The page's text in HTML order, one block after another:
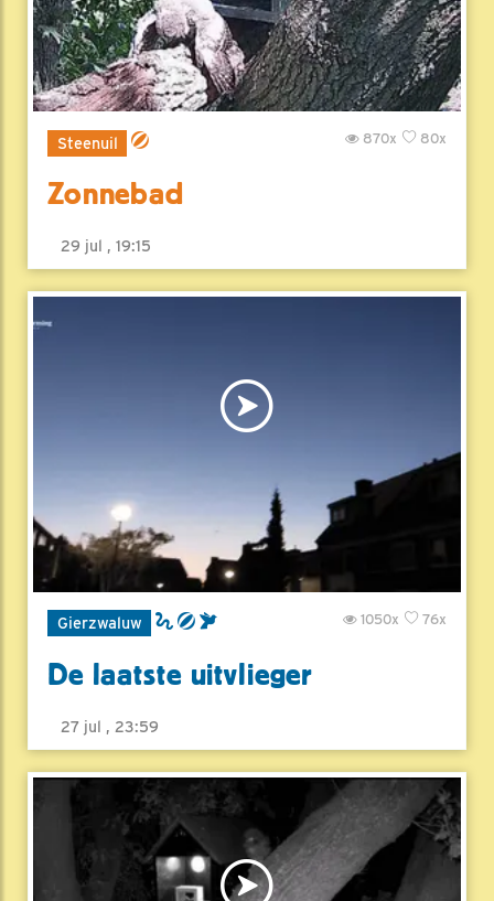
Steenuil 80x
870x
Zonnebad
29 jul , 19:15
Gierzwaluw 76x
1050x
De laatste uitvlieger
27 jul , 23:59